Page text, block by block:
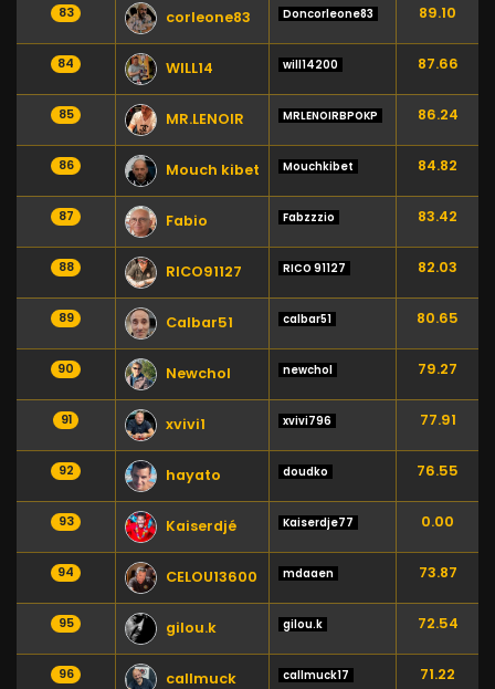
83 corleone83 Doncorleone83 89.10
84 WILL14 will14200 87.66
85 MR.LENOIR MRLENOIRBPOKP 86.24
86 Mouch kibet Mouchkibet 84.82
87 Fabio Fabzzzio 83.42
88 RICO91127 RICO 91127 82.03
89 Calbar51 calbar51 80.65
90 Newchol newchol 79.27
91 xvivi1 xvivi796 77.91
92 hayato doudko 76.55
93 Kaiserdjé Kaiserdje77 0.00
94 CELOU13600 mdaaen 73.87
95 gilou.k gilou.k 72.54
96 callmuck callmuck17 71.22